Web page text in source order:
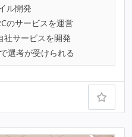
ル開発
のサービスを運営
社サービスを開発
選考が受けられる